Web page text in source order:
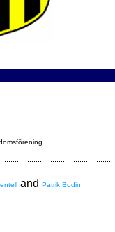
and Patrik Bodin